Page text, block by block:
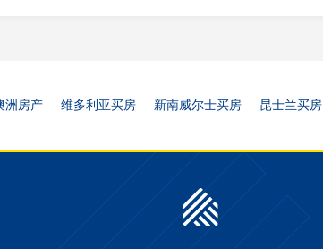
洲房产 维多利亚买房 新南威尔士买房 昆士兰买房